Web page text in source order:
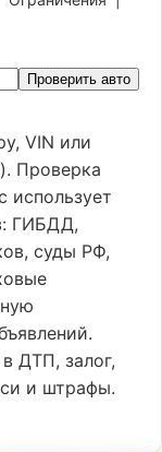
Проверить авто
VIN или
Проверка
использует
ГИБДД,
суды РФ,
ДТП, залог,
и штрафы.